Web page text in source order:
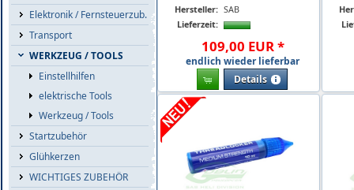
Elektronik / Fernsteuerzub.
Transport
WERKZEUG / TOOLS
Einstellhilfen
elektrische Tools
Werkzeug / Tools
Startzubehör
Glühkerzen
WICHTIGES ZUBEHÖR
Hersteller: SAB
Lieferzeit:
109,00 EUR*
endlich wieder lieferbar
Details